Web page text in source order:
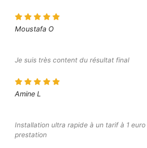
Moustafa O
Je suis très content du résultat final
Amine L
Installation ultra rapide à un tarif à 1
prestation